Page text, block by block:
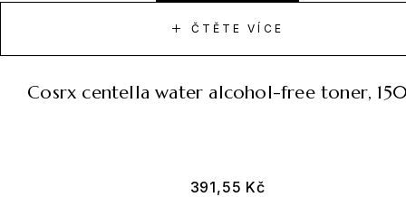
ČTĚTE VÍCE
cosrx centella water alcohol-free toner,
391,55 Kč